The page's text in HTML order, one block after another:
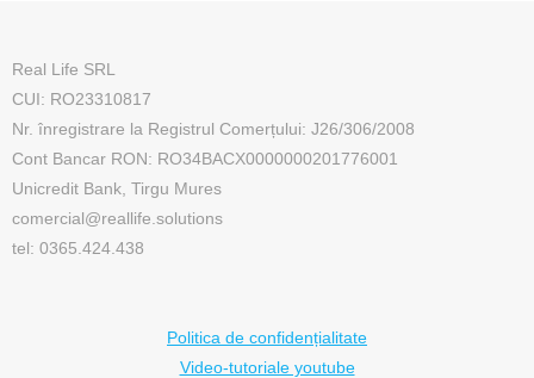
Real Life SRL
CUI: RO23310817
Nr. înregistrare la Registrul Comerțului: J26/306/2008
Cont Bancar RON: RO34BACX0000000201776001
Unicredit Bank, Tirgu Mures
comercial@reallife.solutions
tel: 0365.424.438
Politica de confidențialitate
Video-tutoriale youtube